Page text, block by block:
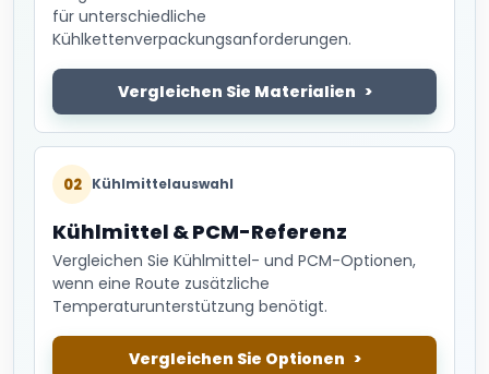
für unterschiedliche
Kühlkettenverpackungsanforderungen.
Vergleichen Sie Materialien
02 Kühlmittelauswahl
Kühlmittel & PCM-Referenz
Vergleichen Sie Kühlmittel- und PCM-Optionen,
wenn eine Route zusätzliche
Temperaturunterstützung benötigt.
Vergleichen Sie Optionen